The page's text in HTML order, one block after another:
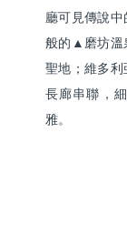
廳可⾒傳說
般的▲磨坊溫
聖地；維多
長廊串聯，
雅。